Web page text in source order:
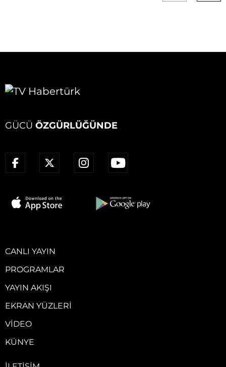
GÜCÜ ÖZGÜRLÜĞÜNDE
CANLI YAYIN
PROGRAMLAR
YAYIN AKIŞI
EKRAN YÜZLERI
VIDEO
KÜNYE